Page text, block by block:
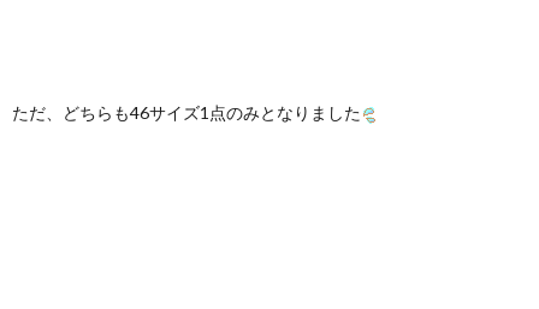
ただ、どちらも46サイズ1点のみとなりました